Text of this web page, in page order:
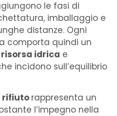
le fasi di
imballaggio e
distanze. Ogni
comporta quindi un
idrica e
incidono sull’equilibrio
rifiuto rappresenta un
l’impegno nella